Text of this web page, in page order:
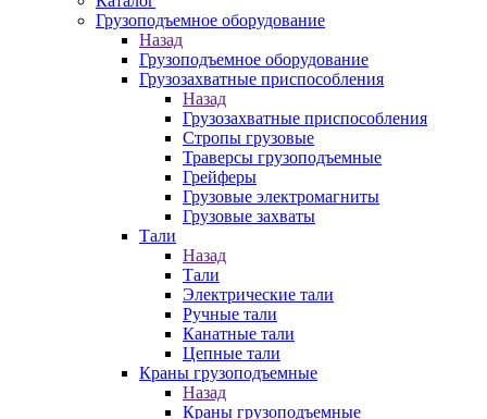
Грузоподъемное оборудование
Назад
Грузоподъемное оборудование
Грузозахватные приспособления
Назад
Грузозахватные приспособления
Стропы грузовые
Траверсы грузоподъемные
Грейферы
Грузовые электромагниты
Грузовые захваты
Тали
Назад
Тали
Электрические тали
Ручные тали
Канатные тали
Цепные тали
Краны грузоподъемные
Назад
Краны грузоподъемные